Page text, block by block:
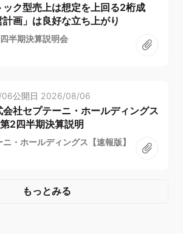
ック型売上は想定を上回る2桁成
画」は良好な立ち上がり
半期決算説明会
公開日 2026/08/06
会社セプテーニ・ホールディングス
2四半期決算説明
・ホールディングス【速報版】
もっとみる